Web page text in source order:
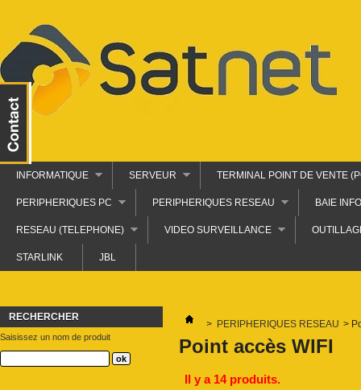
INFORMATIQUE SERVEUR TERMINAL POINT DE VENTE
PERIPHERIQUES PC PERIPHERIQUES RESEAU BAIE
RESEAU (TELEPHONE) VIDEO SURVEILLANCE
STARLINK JBL
RECHERCHER
Saisissez un nom de produit
> PERIPHERIQUES RESEAU >
Point accès WIFI
Il y a 14 produits.